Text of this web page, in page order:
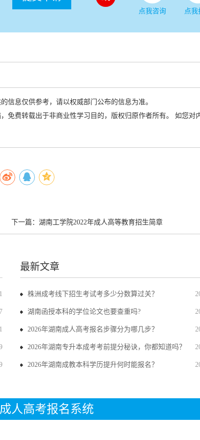
点我咨询 点我
信息仅供参考，请以权威部门公布的信息为准。
免费转载出于非商业性学习目的，版权归原作者所有。 如您对
下一篇： 湖南工学院2022年成人高等教育招生简章
最新文章
株洲成考线下招生考试考多少分数算过关？
湖南函授本科的学位论文也要查重吗?
2026年湖南成人高考报名步骤分为哪几步？
2026年湖南专升本成考考前提分秘诀，你都知道吗？
2026年湖南成教本科学历提升何时能报名？
人高考报名系统